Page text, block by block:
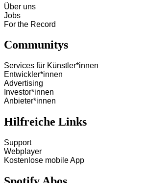
Über uns
Jobs
For the Record
Communitys
Services für Künstler*innen
Entwickler*innen
Advertising
Investor*innen
Anbieter*innen
Hilfreiche Links
Support
Webplayer
Kostenlose mobile App